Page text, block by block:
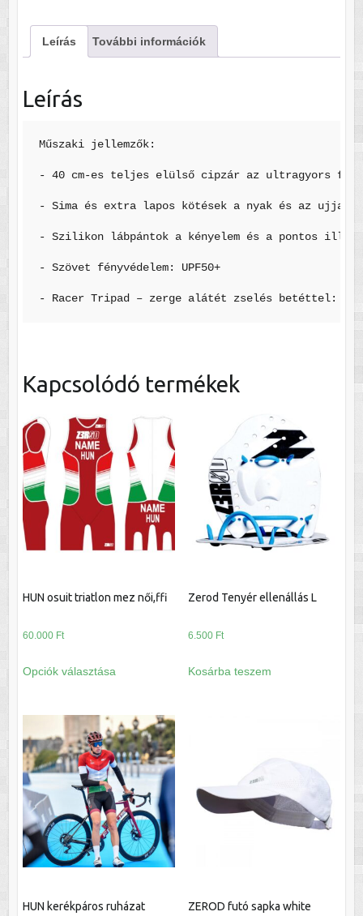
mennyiség
Leírás További információk
Leírás
Műszaki jellemzők:
- 40 cm-es teljes elülső cipzár az ultragyors
- Sima és extra lapos kötések a nyak és az ujjak
- Szilikon lábpántok a kényelem és a pontos
- Szövet fényvédelem: UPF50+
Kapcsolódó termékek
HUN osuit triatlon mez női,ffi
60.000 Ft
Opciók választása
a
több
variációja
van.
A
változatok
a
termékoldalon
választhatók
Zerod Tenyér ellenállás L
6.500 Ft
Kosárba teszem
HUN kerékpáros ruházat ZEROD futó sapka white